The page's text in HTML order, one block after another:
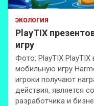
ЭКОЛОГИЯ
PlayTIX
игру
Фото: PlayTIX PlayTIX
мобильную игру
игроки получают
действия, является
разработчика и